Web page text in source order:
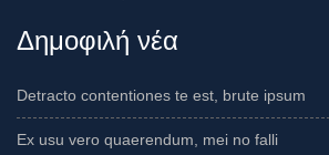
Δημοφιλή νέα
Detracto contentiones te est, brute ipsum
Ex usu vero quaerendum, mei no falli